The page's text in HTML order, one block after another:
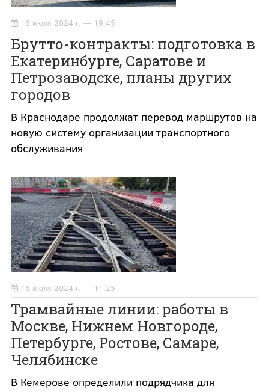
16 июля 2024 г. — 19:45
Брутто-контракты: подготовка в
Екатеринбурге, Саратове и
Петрозаводске, планы других
городов
В Краснодаре продолжат перевод маршрутов на
новую систему организации транспортного
обслуживания
16 июля 2024 г. — 11:25
Трамвайные линии: работы в
Москве, Нижнем Новгороде,
Петербурге, Ростове, Самаре,
Челябинске
В Кемерове определили подрядчика для